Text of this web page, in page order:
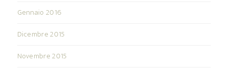
Gennaio 2016
Dicembre 2015
Novembre 2015